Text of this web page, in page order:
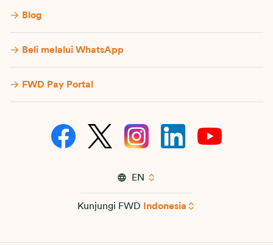
Blog
Beli melalui WhatsApp
FWD Pay Portal
EN
Kunjungi FWD Indonesia